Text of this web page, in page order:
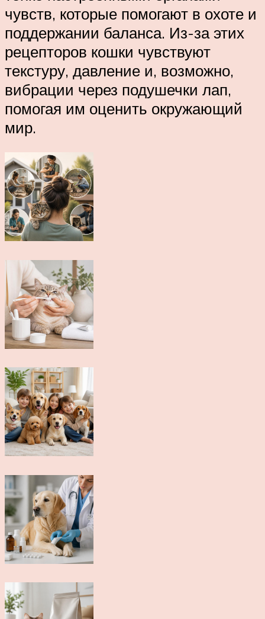
чувств, которые помогают в охоте и
поддержании баланса. Из-за этих
рецепторов кошки чувствуют
текстуру, давление и, возможно,
вибрации через подушечки лап,
помогая им оценить окружающий
мир.